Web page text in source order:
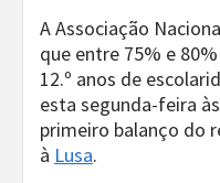
A Associação
que entre 75% e
12.º anos de
esta segunda-feira
primeiro balanço do
à Lusa.